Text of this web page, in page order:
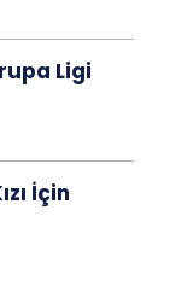
Ligi
İçin